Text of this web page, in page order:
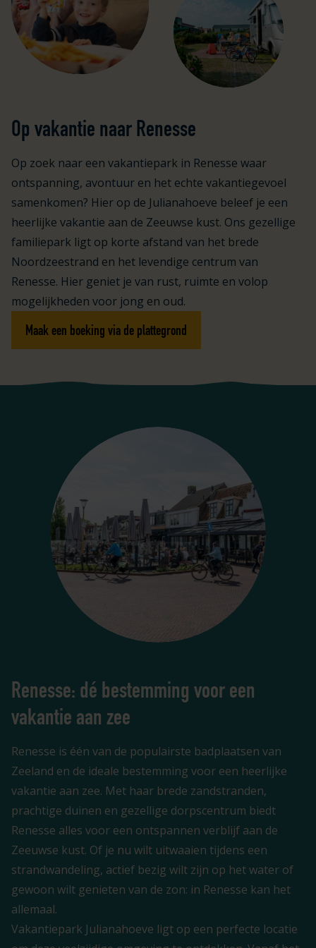
Op vakantie naar Renesse
Op zoek naar een vakantiepark in Renesse waar
ontspanning, avontuur en het echte vakantiegevoel
samenkomen? Hier op de Julianahoeve beleef je een
heerlijke vakantie aan de Zeeuwse kust. Ons gezellige
familiepark ligt op korte afstand van het brede
Noordzeestrand en het levendige centrum van
Renesse. Hier geniet je van rust, ruimte en volop
mogelijkheden voor jong en oud.
Maak een boeking via de plattegrond
Renesse: dé bestemming voor een
vakantie aan zee
Renesse is één van de populairste badplaatsen van
Zeeland en de ideale bestemming voor een heerlijke
vakantie aan zee. Met haar brede zandstranden,
prachtige duinen en gezellige dorpscentrum biedt
Renesse alles voor een ontspannen verblijf aan de
Zeeuwse kust. Of je nu wilt uitwaaien tijdens een
strandwandeling, actief bezig wilt zijn op het water of
gewoon wilt genieten van de zon: in Renesse kan het
allemaal.
Vakantiepark Julianahoeve ligt op een perfecte locatie